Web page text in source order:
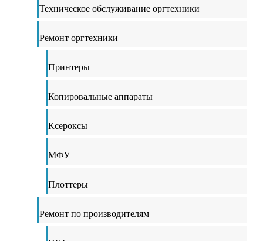
Техническое обслуживание оргтехники
Ремонт оргтехники
Принтеры
Копировальные аппараты
Ксероксы
МФУ
Плоттеры
Ремонт по производителям